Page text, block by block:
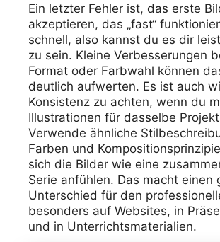
Ein letzter Fehler ist, das erste
akzeptieren, das „fast“
schnell, also kannst du es dir
zu sein. Kleine Verbesserungen
Format oder Farbwahl können
deutlich aufwerten. Es ist auch
Konsistenz zu achten, wenn du
Illustrationen für dasselbe
Verwende ähnliche
Farben und
sich die Bilder wie eine
Serie anfühlen. Das macht einen
Unterschied für den
besonders auf Websites, in
und in Unterrichtsmaterialien.